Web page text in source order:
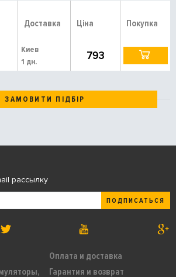
Доставка Ціна Покупка
Киев
1 дн.
793
ЗАМОВИТИ ПІДБІР
Оплата и доставка
Гарантия и возврат
рассылку
ПОДПИСАТЬСЯ